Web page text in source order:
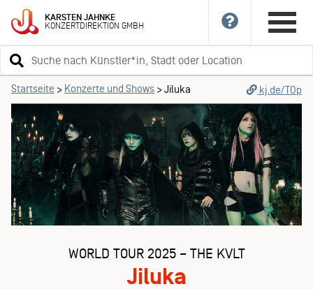
KARSTENJAHNKE
KONZERTDIREKTIONGMBH
Suchbegriff
eingeben
Startseite > Konzerte und Shows >Jiluka kj.de/TOp
WORLD TOUR 2025 – THE KVLT
Jiluka